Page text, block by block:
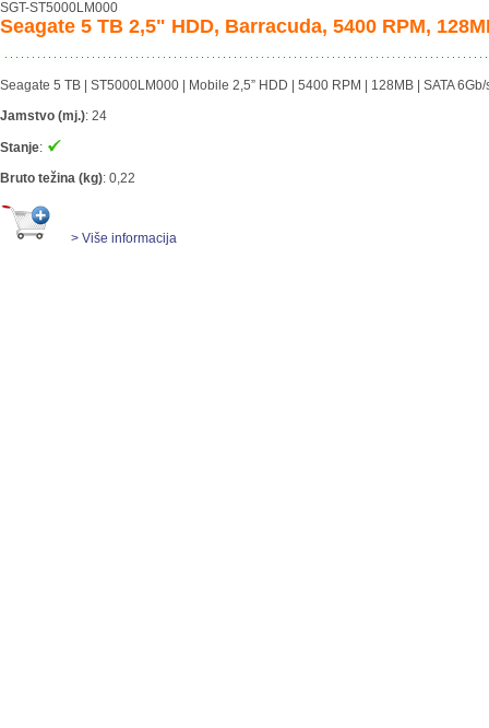
SGT-ST5000LM000
Seagate 5 TB 2,5" HDD, Barracuda, 5400 RPM,
Seagate 5 TB | ST5000LM000 | Mobile 2,5” HDD | 5400 RPM | 128MB | SATA 6Gb/
Jamstvo (mj.): 24
Stanje:
Bruto težina (kg): 0,22
> Više informacija